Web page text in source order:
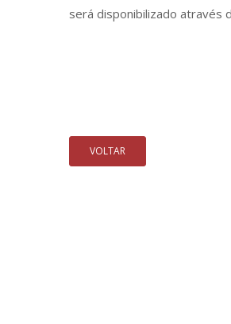
será disponibilizado através
VOLTAR